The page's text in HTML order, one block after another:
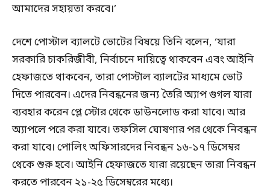
আমাদের সহায়তা করবে।’
দেশে পোস্টাল ব্যালটে ভোটের বিষয়ে তিনি বলেন, ‘যারা
সরকারি চাকরিজীবী, নির্বাচনে দায়িত্বে থাকবেন এবং আইনি
হেফাজতে থাকবেন, তারা পোস্টাল ব্যালটের মাধ্যমে ভোট
দিতে পারবেন। এদের নিবন্ধনের জন্য তৈরি অ্যাপ গুগল যারা
ব্যবহার করেন প্লে স্টোর থেকে ডাউনলোড করা যাবে। আর
অ্যাপলে পরে করা যাবে। তফসিল ঘোষণার পর থেকে নিবন্ধন
করা যাবে। পোলিং অফিসারদের নিবন্ধন ১৬-১৭ ডিসেম্বর
থেকে শুরু হবে। আইনি হেফাজতে যারা রয়েছেন তারা নিবন্ধন
করতে পারবেন ২১-২৫ ডিসেম্বরের মধ্যে।